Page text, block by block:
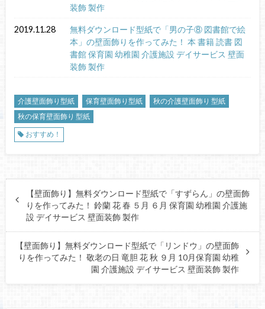
装飾 製作
2019.11.28
無料ダウンロード型紙で「男の子⑧ 図書館で絵
本」の壁面飾りを作ってみた！ 本 書籍 読書 図
書館 保育園 幼稚園 介護施設 デイサービス 壁面
装飾 製作
介護壁面飾り型紙 保育壁面飾り型紙
秋の介護壁面飾り 型紙
秋の保育壁面飾り 型紙
おすすめ！
【壁面飾り】無料ダウンロード型紙で「すずらん」の壁面飾
りを作ってみた！ 鈴蘭 花 春 ５月 ６月 保育園 幼稚園 介護施
設 デイサービス 壁面装飾 製作
【壁面飾り】無料ダウンロード型紙で「リンドウ」の壁面飾
りを作ってみた！ 敬老の日 竜胆 花 秋 ９月 10月保育園 幼稚
園 介護施設 デイサービス 壁面装飾 製作